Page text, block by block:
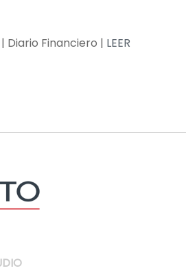
Diario Financiero | LEER